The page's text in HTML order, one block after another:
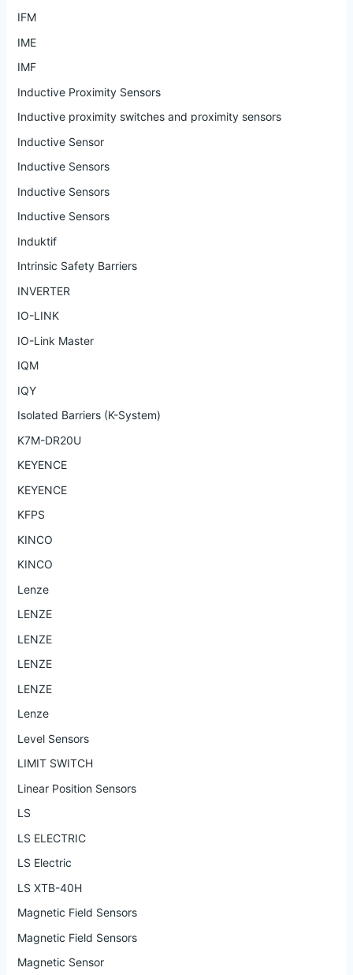
IFM
IME
IMF
Inductive Proximity Sensors
Inductive proximity switches and proximity sensors
Inductive Sensor
Inductive Sensors
Inductive Sensors
Inductive Sensors
Induktif
Intrinsic Safety Barriers
INVERTER
IO-LINK
IO-Link Master
IQM
IQY
Isolated Barriers (K-System)
K7M-DR20U
KEYENCE
KEYENCE
KFPS
KINCO
KINCO
Lenze
LENZE
LENZE
LENZE
LENZE
Lenze
Level Sensors
LIMIT SWITCH
Linear Position Sensors
LS
LS ELECTRIC
LS Electric
LS XTB-40H
Magnetic Field Sensors
Magnetic Field Sensors
Magnetic Sensor